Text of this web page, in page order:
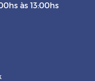
às 13:00hs